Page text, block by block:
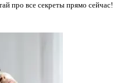
про все секреты прямо сейчас!